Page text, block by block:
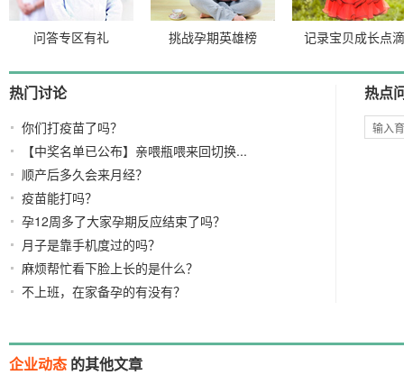
问答专区有礼 挑战孕期英雄榜 记录宝贝成长点滴
热门讨论
你们打疫苗了吗？
【中奖名单已公布】亲喂瓶喂来回切换...
顺产后多久会来月经？
疫苗能打吗？
孕12周多了大家孕期反应结束了吗？
月子是靠手机度过的吗？
麻烦帮忙看下脸上长的是什么？
不上班，在家备孕的有没有？
热点
企业动态 的其他文章